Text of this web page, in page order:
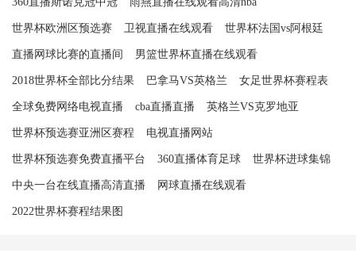
世界杯欧洲区预选赛 卫视直播在线观看 世界杯法国vs阿根廷
直播网球比赛的直播间 男篮世界杯直播在线观看
2018世界杯全部比分结果 巴拿马VS英格兰 女足世界杯赛程表
全球免费网络电视直播 cba直播直播 英格兰VS克罗地亚
世界杯预选赛亚洲区赛程 电视直播网站
世界杯预选赛免费直播平台 360直播体育足球 世界杯进球集锦
中央一台在线直播高清直播 网球直播在线观看
2022世界杯赛程结果图